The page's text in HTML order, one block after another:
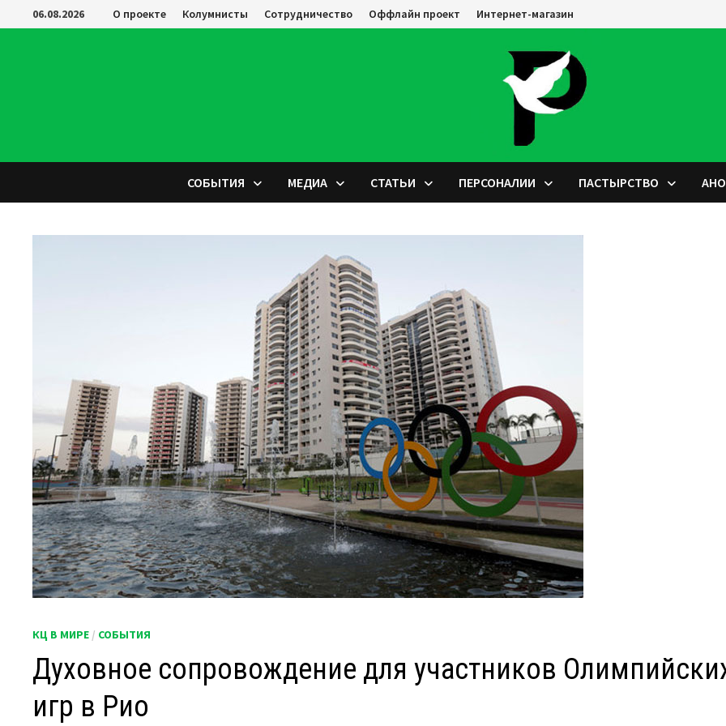
Перейти
к
06.08.2026 О проекте Колумнисты Сотрудничество Оффлайн проект Интернет-магазин
СОБЫТИЯ МЕДИА СТАТЬИ ПЕРСОНАЛИИ ПАСТЫРСТВО
КЦ В МИРЕ / СОБЫТИЯ
Духовное сопровождение для участников
игр в Рио